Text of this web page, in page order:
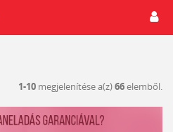
1-10 megjelenítése a(z)66elemből.